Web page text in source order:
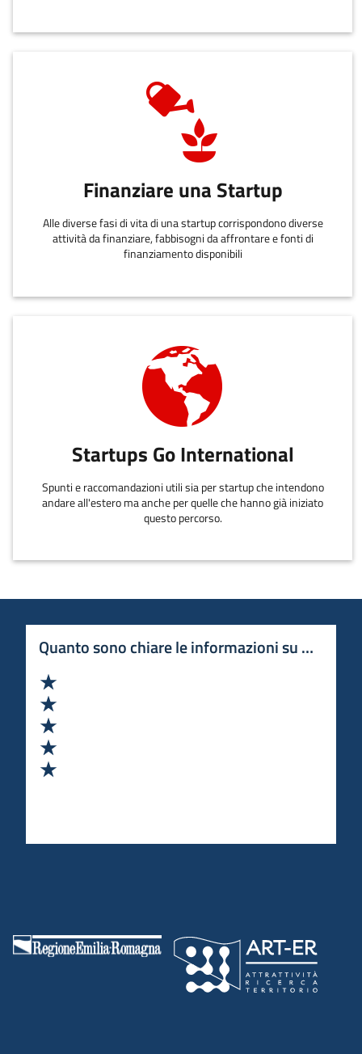
Finanziare una Startup
Alle diverse fasi di vita di una startup corrispondono diverse
attività da finanziare, fabbisogni da affrontare e fonti di
finanziamento disponibili
Startups Go International
Spunti e raccomandazioni utili sia per startup che intendono
andare all'estero ma anche per quelle che hanno già iniziato
questo percorso.
Quanto sono chiare le informazioni su questa